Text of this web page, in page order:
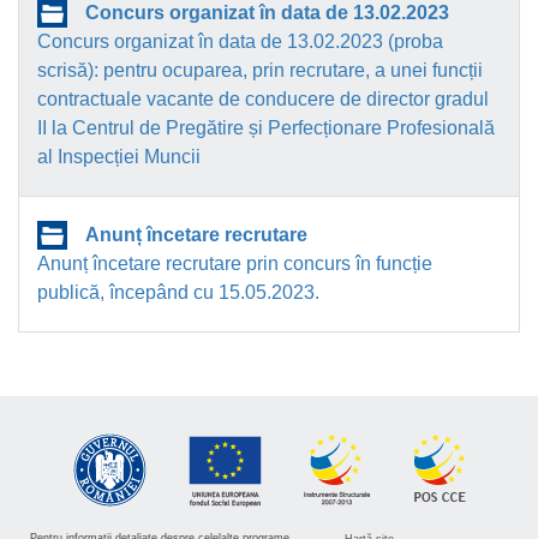
Concurs organizat în data de 13.02.2023
Concurs organizat în data de 13.02.2023 (proba
scrisă): pentru ocuparea, prin recrutare, a unei funcții
contractuale vacante de conducere de director gradul
II la Centrul de Pregătire și Perfecționare Profesională
al Inspecției Muncii
Anunț încetare recrutare
Anunț încetare recrutare prin concurs în funcție
publică, începând cu 15.05.2023.